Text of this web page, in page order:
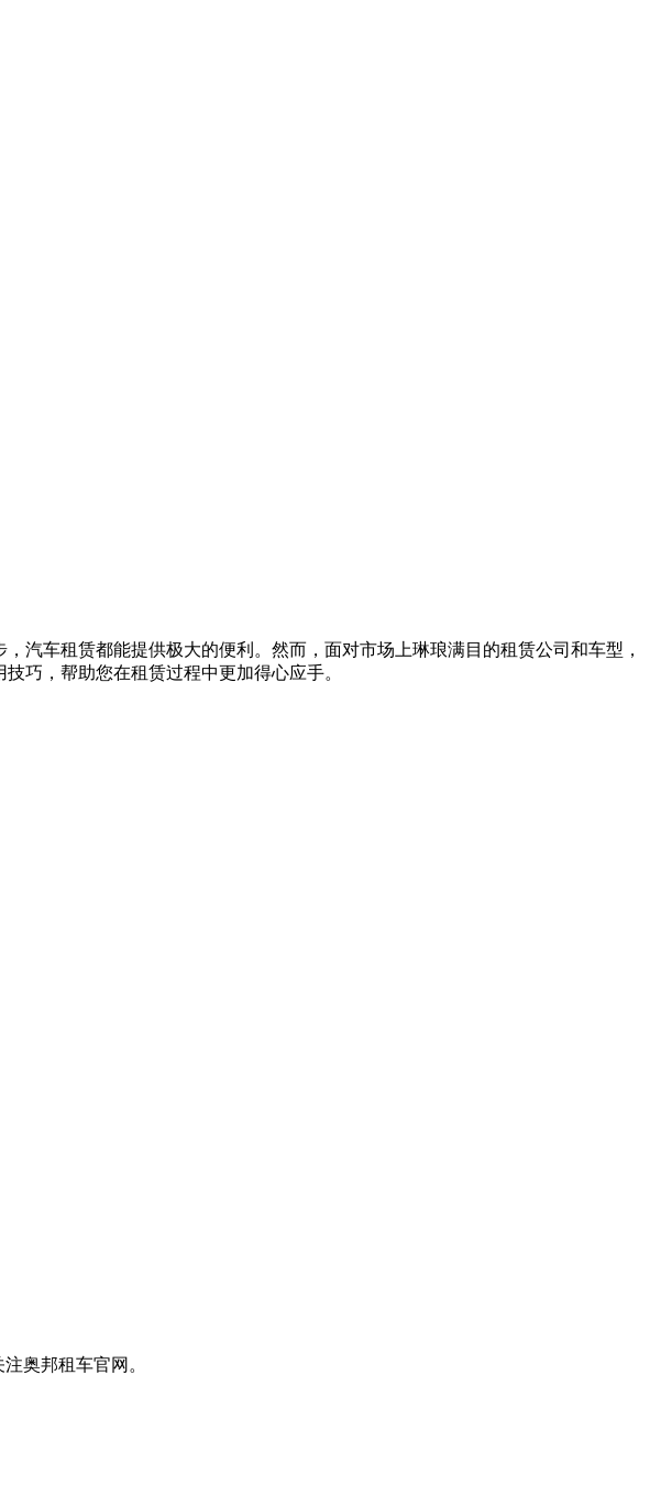
汽车租赁都能提供极大的便利。然而，面对市场上琳琅满目的租赁公司和车型，
巧，帮助您在租赁过程中更加得心应手。
奥邦租车官网。